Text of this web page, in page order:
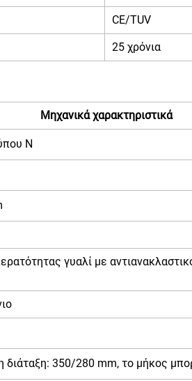
CE/TUV
25 χρόνια
Μηχανικά χαρακτηριστικά
N
γυαλί με
διάταξη: 350/280 mm, το μήκος